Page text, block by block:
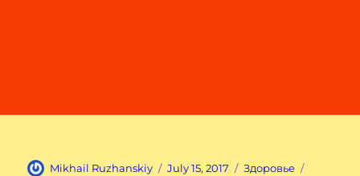
Author
Mikhail Ruzhanskiy
Posted
July 15, 2017 Categories
Здоровье